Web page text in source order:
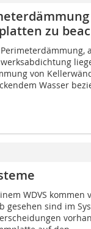
zu
von
Wasser
WDVS
gesehen sind im